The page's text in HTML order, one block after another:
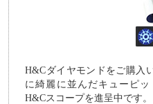
H&Cダイヤモンドをご購入
に綺麗に並んだキューピ
H&Cスコープを進呈中です。